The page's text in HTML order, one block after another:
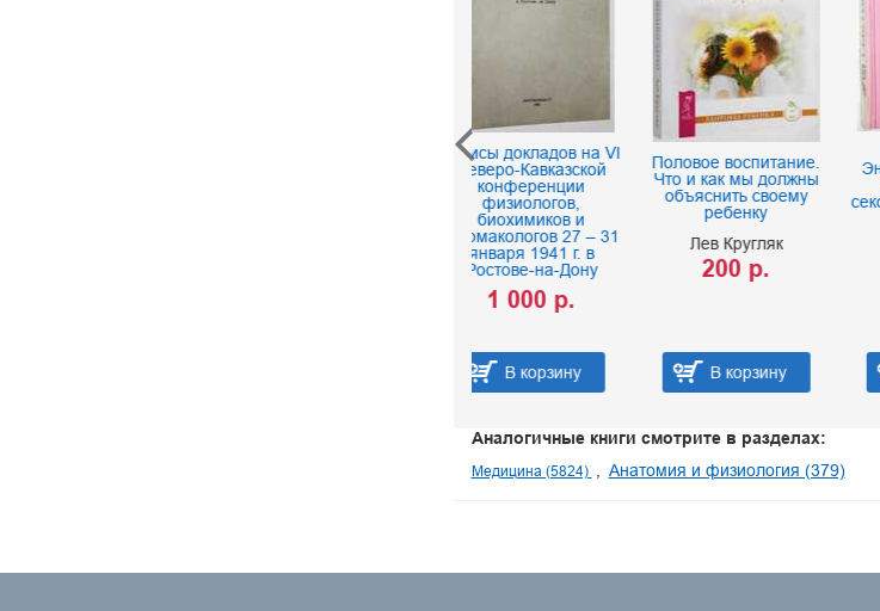
Тезисы докладов на VI
Половое воспитание.
Что и как мы должны
объяснить своему
ребенку
Лев Кругляк
200 р.
В корзину
Энциклопедический
справочник по
сексологии и смежным
областям
350 р.
В корзину
Аналогичные книги смотрите в разделах:
Медицина (5824) Анатомия и физиология (379)